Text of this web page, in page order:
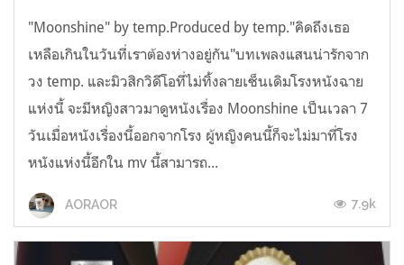
"Moonshine" by temp.Produced by temp."คิดถึงเธอ
เหลือเกินในวันที่เราต้องห่างอยู่กัน"บทเพลงแสนน่ารักจาก
วง temp. และมิวสิกวิดีโอที่ไม่ทิ้งลายเซ็นเดิมโรงหนังฉาย
แห่งนี้ จะมีหญิงสาวมาดูหนังเรื่อง Moonshine เป็นเวลา 7
วันเมื่อหนังเรื่องนี้ออกจากโรง ผู้หญิงคนนี้ก็จะไม่มาที่โรง
หนังแห่งนี้อีกใน mv นี้สามารถ...
AORAOR 7.9k